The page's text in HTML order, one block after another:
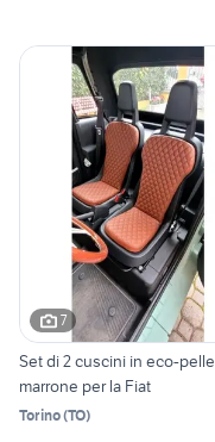
7
Set di 2 cuscini in eco-pelle
marrone per la Fiat
Torino(TO)